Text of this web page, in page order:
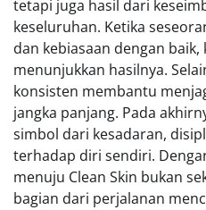
tetapi juga hasil dari
keseluruhan. Ketika
dan kebiasaan dengan
menunjukkan hasilnya.
konsisten membantu
jangka panjang. Pada
simbol dari kesadaran,
terhadap diri sendiri.
menuju Clean Skin bukan
bagian dari perjalanan